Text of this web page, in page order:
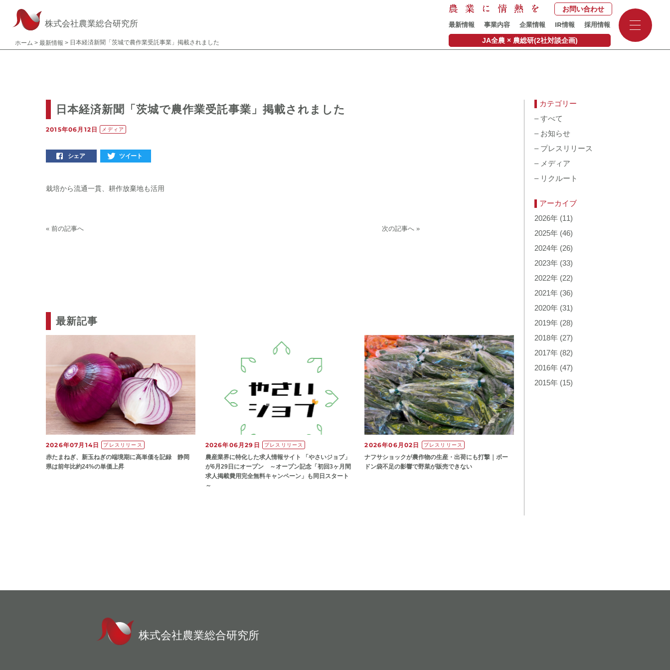
株式会社農業総合研究所 最新情報 事業内容 企業情報 IR情報 採用情報
お問い合わせ
ホーム > 最新情報 > 日本経済新聞「茨城で農作業受託事業」掲載されました JA全農 × 農総研(2社対談企画)
-
-
日本経済新聞「茨城で農作業受託事業」掲載されました
2015年06月12日 メディア
シェア ツイート
栽培から流通一貫、耕作放棄地も活用
次の記事へ »
« 前の記事へ
最新記事
2026年07月14日 プレスリリース
赤たまねぎ、新玉ねぎの端境期に高単価を記録 静岡
県は前年比約24%の単価上昇
2026年06月29日 プレスリリース
農産業界に特化した求人情報サイト 「やさいジョブ」
が6月29日にオープン ～オープン記念「初回3ヶ月間
求人掲載費用完全無料キャンペーン」も同日スタート
～
2026年06月02日 プレスリリース
ナフサショックが農作物の⽣産・出荷にも打撃｜ボー
ドン袋不⾜の影響で野菜が販売できない
カテゴリー
–すべて
– お知らせ
– プレスリリース
– メディア
– リクルート
アーカイブ
2026年 (11)
2025年 (46)
2024年 (26)
2023年 (33)
2022年 (22)
2021年 (36)
2020年 (31)
2019年 (28)
2018年 (27)
2017年 (82)
2016年 (47)
2015年 (15)
株式会社農業総合研究所